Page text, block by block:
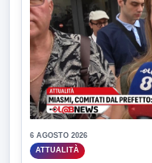
6 AGOSTO 2026
ATTUALITÀ